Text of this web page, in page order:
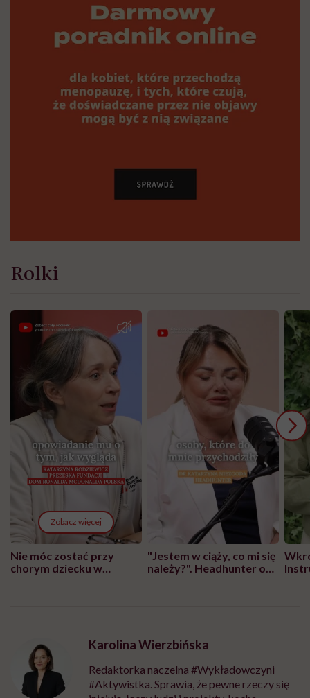
Rolki
Zobacz więcej
Nie móc zostać przy
chorym dziecku w
"Jestem w ciąży, co mi się
należy?". Headhunter o
Karolina Wierzbińska
Redaktorka naczelna #Wykładowczyni
#Aktywistka. Sprawia, że pewne rzeczy się